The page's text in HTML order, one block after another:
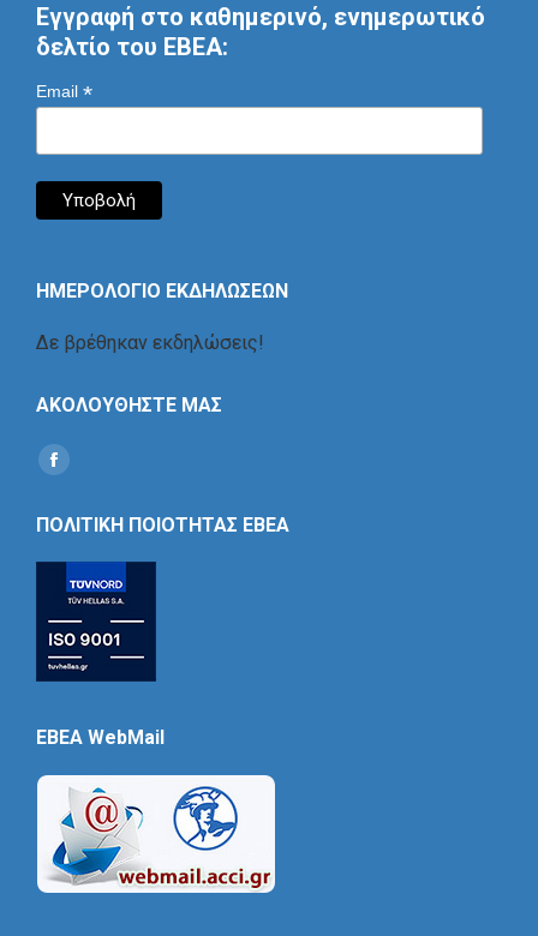
Εγγραφή στο καθημερινό, ενημερωτικό
δελτίο του ΕΒΕΑ:
Email *
ΗΜΕΡΟΛΟΓΙΟ ΕΚΔΗΛΩΣΕΩΝ
Δε βρέθηκαν εκδηλώσεις!
ΑΚΟΛΟΥΘΗΣΤΕ ΜΑΣ
Find us on:
Social
ΠΟΛΙΤΙΚΗ ΠΟΙΟΤΗΤΑΣ ΕΒΕΑ
EBEA WebMail